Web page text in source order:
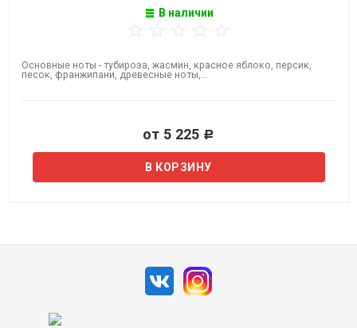
В наличии
Основные ноты - тубироза, жасмин, красное яблоко, персик,
песок, франжипани, древесные ноты,...
от 5 225 Р